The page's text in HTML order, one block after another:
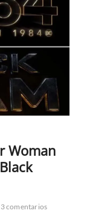
Woman
comentarios